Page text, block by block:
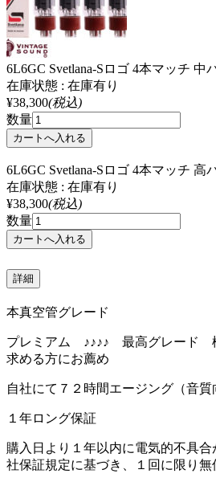
6L6GC Svetlana-Sロゴ 4本マッチ 中
在庫状態 : 在庫有り
¥38,300(税込)
数量
6L6GC Svetlana-Sロゴ 4本マッチ 高
在庫状態 : 在庫有り
¥38,300(税込)
数量
詳細
本真空管グレード
プレミアム ♪♪♪♪ 最高グレード
求める方にお薦め
自社にて７２時間エージング（音質
１年ロング保証
購入日より１年以内に電気的不具
社保証規定に基づき、１回に限り無